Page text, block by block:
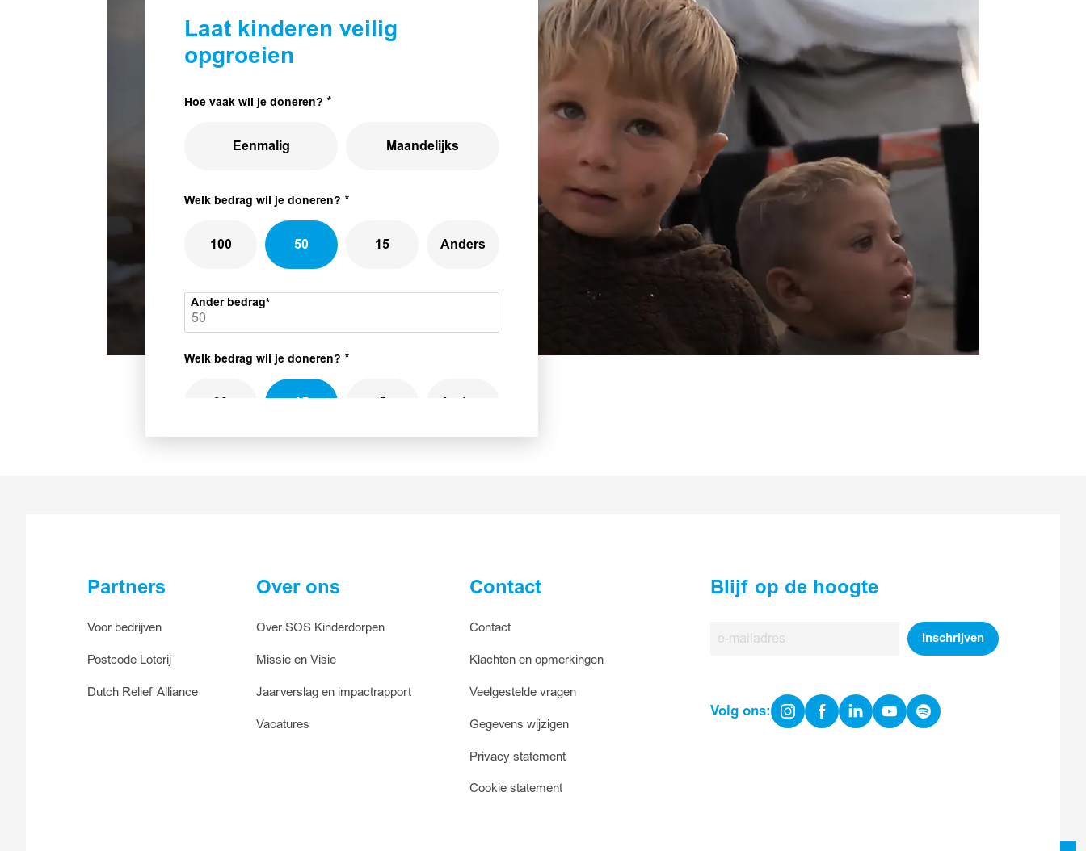
Laat kinderen veilig
opgroeien
Hoe vaak wil je doneren?
Eenmalig Maandelijks
Welk bedrag wil je doneren?
100 50 15 Anders
Ander bedrag
Welk bedrag wil je doneren?
30 15 5 Anders
Partners
Voor bedrijven
Postcode Loterij
Dutch Relief Alliance
Over ons
Over SOS Kinderdorpen
Missie en Visie
Jaarverslag en impactrapport
Vacatures
Contact
Contact
Klachten en opmerkingen
Veelgestelde vragen
Gegevens wijzigen
Privacy statement
Cookie statement
Blijf op de hoogte
Inschrijven
Volg ons:InstagramFacebook
LinkedinYoutubeSpotify